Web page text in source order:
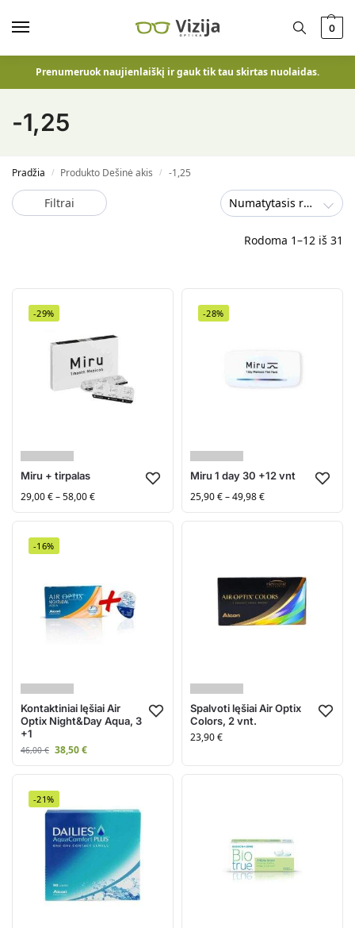
0
Prenumeruok naujienlaiškį ir gauk tik tau skirtas nuolaidas.
-1,25
Pradžia / Produkto Dešinė akis / -1,25
Filtrai Numatytasis rūšiavimas
Rodoma 1–12 iš 31
-29%
Miru + tirpalas
29,00€–58,00€
-28%
Miru 1 day 30 +12 vnt
25,90€–49,98€
-16%
Kontaktiniai lęšiai Air
Optix Night&Day Aqua, 3
+1
46,00€ 38,50€
Spalvoti lęšiai Air Optix
Colors, 2 vnt.
23,90€
-21%